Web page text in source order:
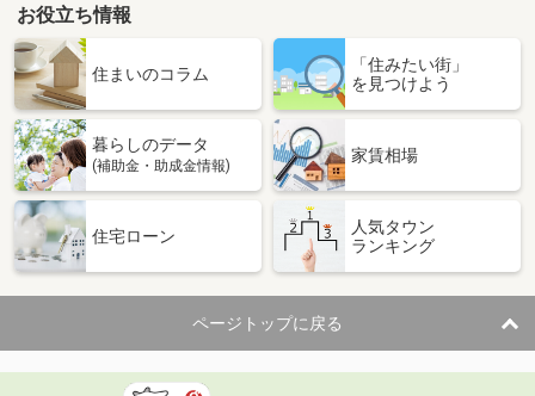
お役立ち情報
住まいのコラム
「住みたい街」
を見つけよう
暮らしのデータ
(補助金・助成金情報)
家賃相場
住宅ローン
人気タウン
ランキング
ページトップに戻る